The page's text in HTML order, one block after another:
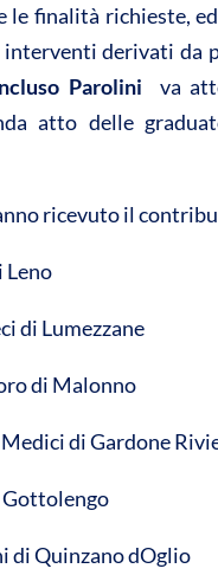
finalità richieste,
derivati da
Parolini  va
atto delle
ricevuto il
Leno
di Lumezzane
di Malonno
di Gardone
Quinzano dOglio